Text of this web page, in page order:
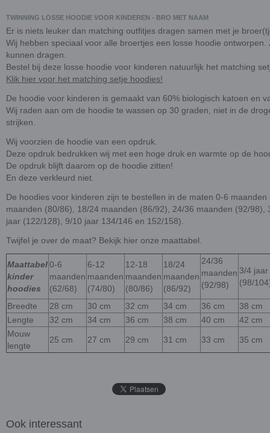
TWINNING LOSSE HOODIE VOOR KINDEREN - BRO MET NAAM
Er is niets leuker dan matching outfitjes dragen samen met je
Wij hebben speciaal voor alle broertjes een losse hoodie
kunnen dragen.
Bestel bij deze losse hoodie voor kinderen natuurlijk het matching
Klik hier voor het matching setje hoodies!
De hoodie voor kinderen is gemaakt van 60% biologisch katoen en
Wij raden aan om de hoodie te wassen op 30 graden, niet in de
strijken.
Wij voorzien de hoodie van een opdruk.
Deze opdruk bedrukken wij met een hoge druk en warmte op de
De opdruk blijft daarom op de hoodie zitten!
En deze verkleurd niet.
De hoodies voor kinderen zijn te bestellen in de maten 0-6
maanden (80/86), 18/24 maanden (86/92), 24/36 maanden (92/98),
jaar (122/128), 9/10 jaar 134/146 en 152/158).
Twijfel je over de maat? Bekijk hier onze maattabel.
Maattabel
kinder
hoodies
0-6
maanden
(62/68)
6-12
maanden
(74/80)
12-18
maanden
(80/86)
18/24
maanden
(86/92)
24/36
maanden
(92/98)
3/4 jaar
(98/
Breedte 28 cm 30 cm 32 cm 34 cm 36 cm
38 cm
Lengte
32 cm 34 cm 36 cm 38 cm 40 cm
42 cm
Mouw
lengte
25 cm 27 cm 29 cm 31 cm 33 cm 35 cm
Ook interessant